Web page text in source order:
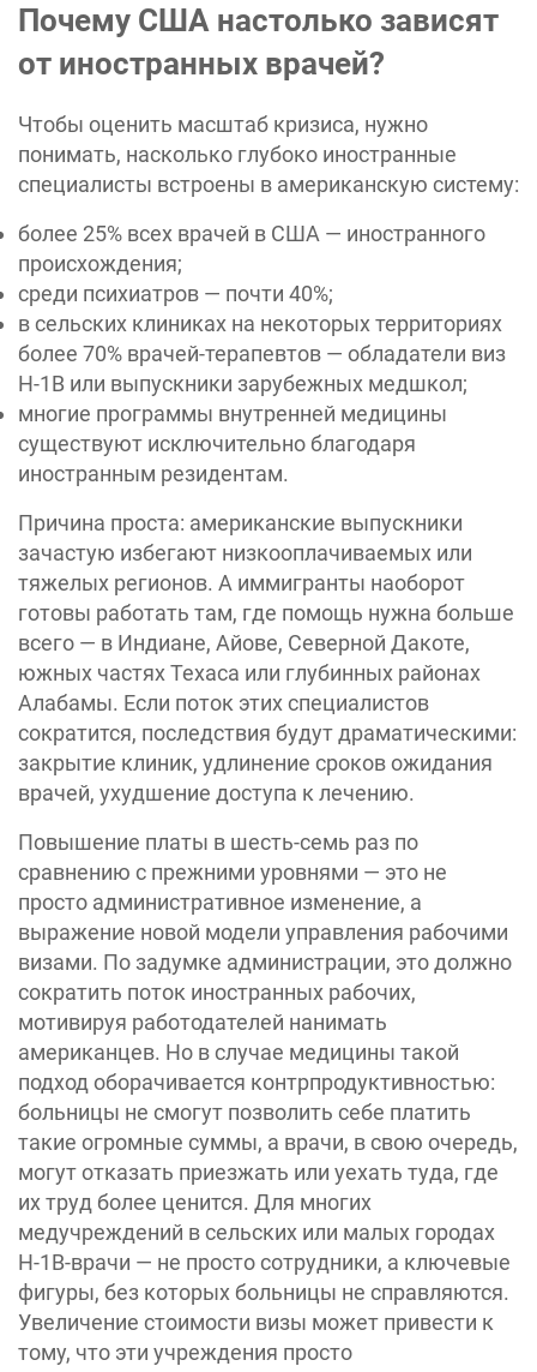
Почему США настолько зависят
от иностранных врачей?
Чтобы оценить масштаб кризиса, нужно
понимать, насколько глубоко иностранные
специалисты встроены в американскую систему:
более 25% всех врачей в США — иностранного
происхождения;
среди психиатров — почти 40%;
в сельских клиниках на некоторых территориях
более 70% врачей-терапевтов — обладатели виз
H-1B или выпускники зарубежных медшкол;
многие программы внутренней медицины
существуют исключительно благодаря
иностранным резидентам.
Причина проста: американские выпускники
зачастую избегают низкооплачиваемых или
тяжелых регионов. А иммигранты наоборот
готовы работать там, где помощь нужна больше
всего — в Индиане, Айове, Северной Дакоте,
южных частях Техаса или глубинных районах
Алабамы. Если поток этих специалистов
сократится, последствия будут драматическими:
закрытие клиник, удлинение сроков ожидания
врачей, ухудшение доступа к лечению.
Повышение платы в шесть-семь раз по
сравнению с прежними уровнями — это не
просто административное изменение, а
выражение новой модели управления рабочими
визами. По задумке администрации, это должно
сократить поток иностранных рабочих,
мотивируя работодателей нанимать
американцев. Но в случае медицины такой
подход оборачивается контрпродуктивностью:
больницы не смогут позволить себе платить
такие огромные суммы, а врачи, в свою очередь,
могут отказать приезжать или уехать туда, где
их труд более ценится. Для многих
медучреждений в сельских или малых городах
H-1B-врачи — не просто сотрудники, а ключевые
фигуры, без которых больницы не справляются.
Увеличение стоимости визы может привести к
тому, что эти учреждения просто